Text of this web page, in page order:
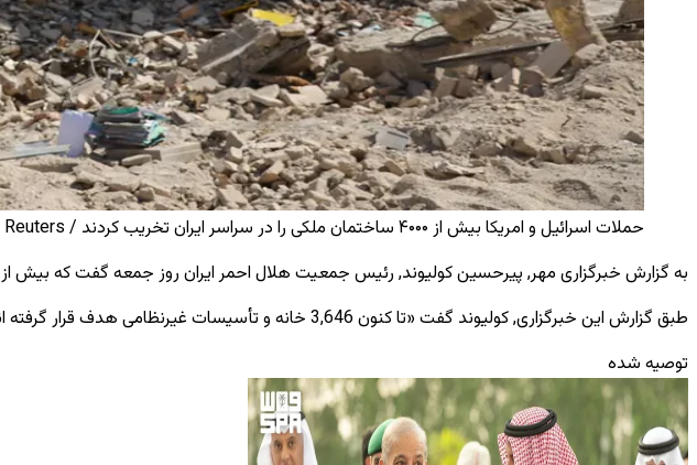
حملات اسرائیل و امریکا بیش از ۴۰۰۰ ساختمان ملکی را در سراسر ایران تخریب کردند / Reuters
به گزارش خبرگزاری مهر, پیرحسین کولیوند, رئیس جمعیت هلال ‌احمر ایران روز جمعه گفت که بیش از 4,000 ساختمان غیرنظامی در ایران در جریان حمله ‌های جاری امریکا و اسرائیل آسیب دیده‌ اند.
طبق گزارش این خبرگزاری, کولیوند گفت «تا کنون 3,646 خانه و تأسیسات غیرنظامی هدف قرار گرفته ‌اند، در حالی‌که 528 واحد تجاری کاملاً تخریب شده‌اند».
توصیه شده